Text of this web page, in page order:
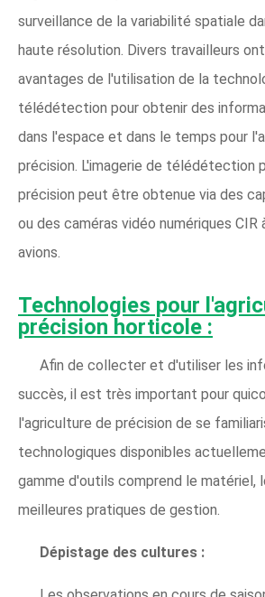
surveillance de la variabilité spatiale
haute résolution. Divers travailleurs
avantages de l'utilisation de la
télédétection pour obtenir des
dans l'espace et dans le temps pour
précision. L'imagerie de télédétection
précision peut être obtenue via des
ou des caméras vidéo numériques
avions.
Technologies pour
précision horticole :
Afin de collecter et d'utiliser les
succès, il est très important pour
l'agriculture de précision de se
technologiques disponibles
gamme d'outils comprend le matériel,
meilleures pratiques de gestion.
Dépistage des cultures :